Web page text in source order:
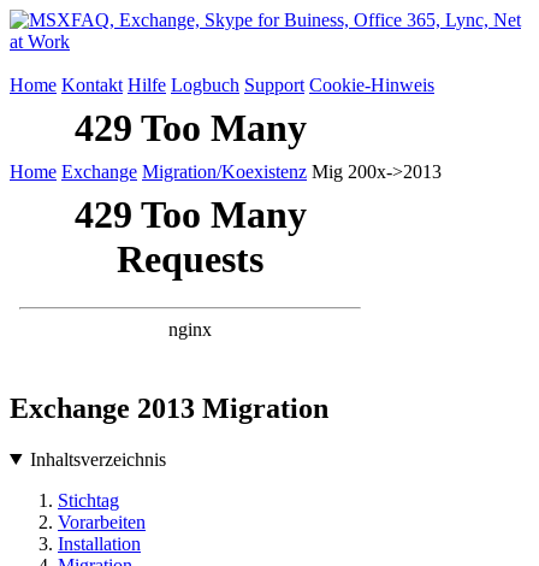
Home Kontakt Hilfe Logbuch Support Cookie-Hinweis
Home Exchange Migration/Koexistenz Mig 200x->2013
Exchange 2013 Migration
Inhaltsverzeichnis
Stichtag
Vorarbeiten
Installation